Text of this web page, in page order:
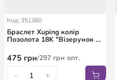
Код: 351360
Браслет Xuping колір
Позолота 18K "Візерунок з
475 грн/297 грн опт.
- +